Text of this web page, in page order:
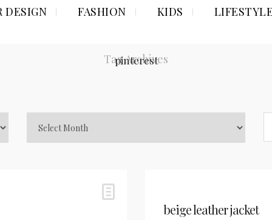
DESIGN FASHION KIDS
Tag Archives
pinterest
beige leather jacket